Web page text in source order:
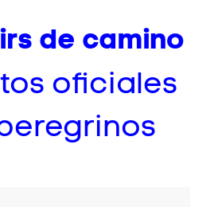
de camino
oficiales